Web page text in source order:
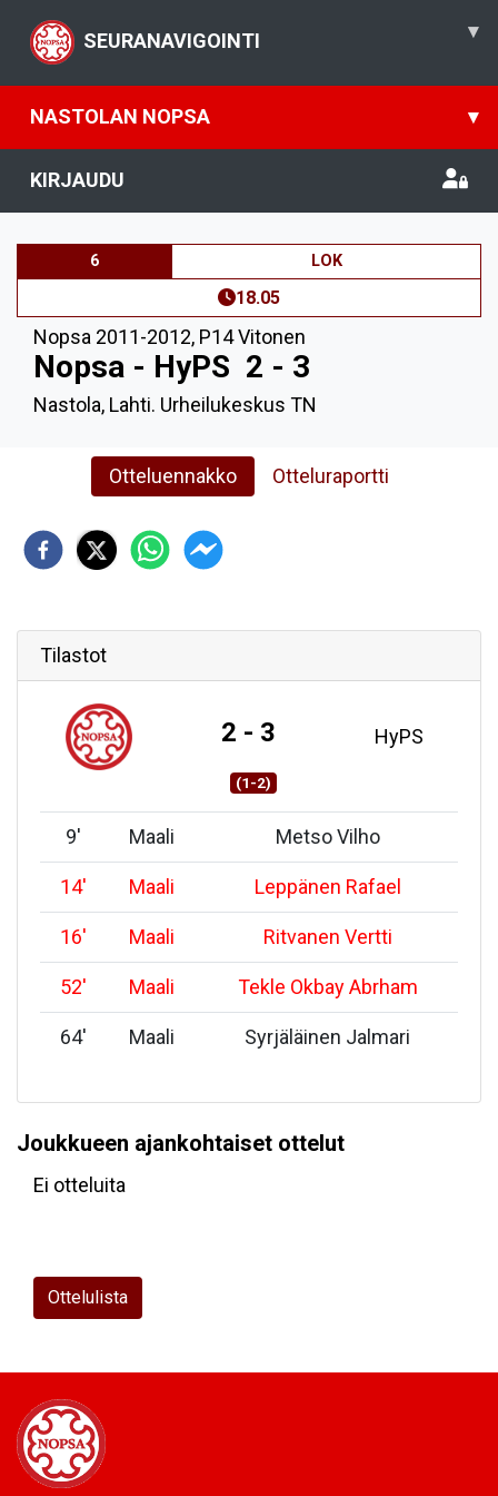
SEURANAVIGOINTI ▾
NASTOLAN NOPSA ▾
KIRJAUDU
6 LOK
18.05
Nopsa 2011-2012, P14 Vitonen
Nopsa - HyPS 2 - 3
Nastola, Lahti. Urheilukeskus TN
Otteluennakko Otteluraportti
Tilastot
2 - 3 HyPS
(1-2)
9' Maali Metso Vilho
14' Maali Leppänen Rafael
16' Maali Ritvanen Vertti
52' Maali Tekle Okbay Abrham
64' Maali Syrjäläinen Jalmari
Joukkueen ajankohtaiset ottelut
Ei otteluita
Ottelulista